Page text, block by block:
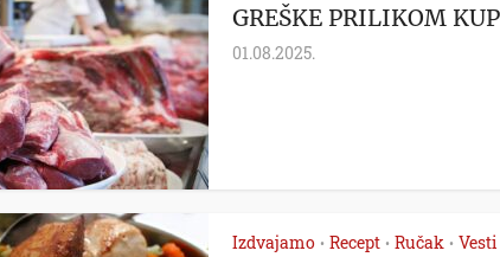
GREŠKE PRILIKOM
01.08.2025.
Izdvajamo • Recept • Ručak • Vesti